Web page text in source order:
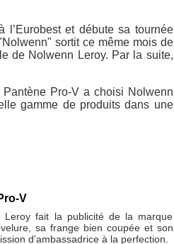
et débute sa tournée
sortit ce même mois de
de Nolwenn Leroy. Par la suite,
Pro-V a choisi Nolwenn
gamme de produits dans une
V
Leroy fait la publicité de la marque
sa frange bien coupée et son
d’ambassadrice à la perfection.